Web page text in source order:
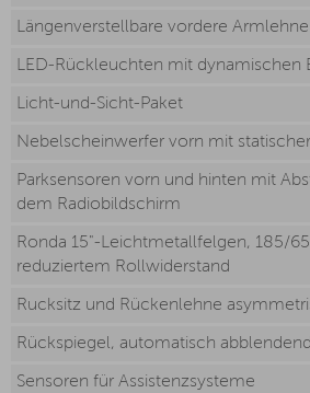
Längenverstellbare vordere
LED-Rückleuchten mit dynamischen
Licht-und-Sicht-Paket
Nebelscheinwerfer vorn mit
Parksensoren vorn und hinten mit
dem Radiobildschirm
Ronda 15"-Leichtmetallfelgen, 185/
reduziertem Rollwiderstand
Rucksitz und Rückenlehne
Rückspiegel, automatisch abblendend
Sensoren für Assistenzsysteme